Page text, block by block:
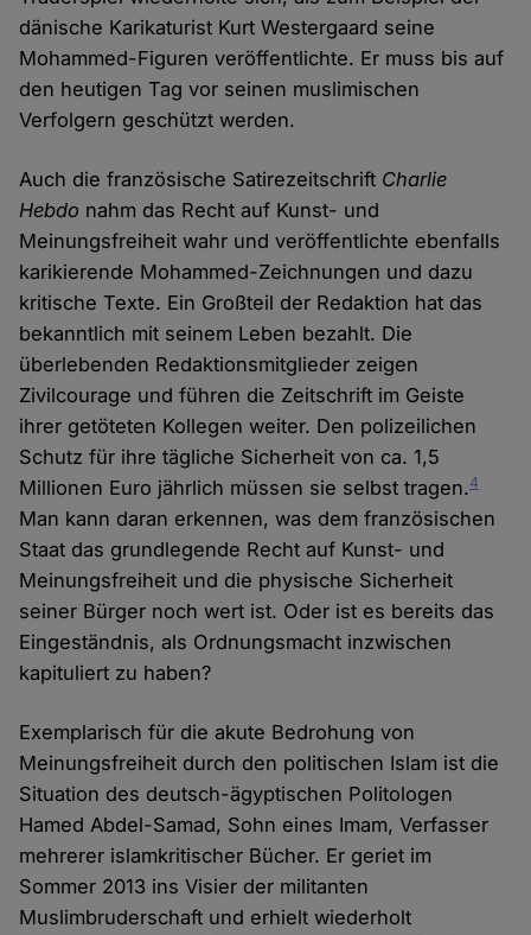
dänische Karikaturist Kurt Westergaard seine
Mohammed-Figuren veröffentlichte. Er muss bis auf
den heutigen Tag vor seinen muslimischen
Verfolgern geschützt werden.
Auch die französische Satirezeitschrift Charlie
Hebdo nahm das Recht auf Kunst- und
Meinungsfreiheit wahr und veröffentlichte ebenfalls
karikierende Mohammed-Zeichnungen und dazu
kritische Texte. Ein Großteil der Redaktion hat das
bekanntlich mit seinem Leben bezahlt. Die
überlebenden Redaktionsmitglieder zeigen
Zivilcourage und führen die Zeitschrift im Geiste
ihrer getöteten Kollegen weiter. Den polizeilichen
Schutz für ihre tägliche Sicherheit von ca. 1,5
Millionen Euro jährlich müssen sie selbst tragen.4
Man kann daran erkennen, was dem französischen
Staat das grundlegende Recht auf Kunst- und
Meinungsfreiheit und die physische Sicherheit
seiner Bürger noch wert ist. Oder ist es bereits das
Eingeständnis, als Ordnungsmacht inzwischen
kapituliert zu haben?
Exemplarisch für die akute Bedrohung von
Meinungsfreiheit durch den politischen Islam ist die
Situation des deutsch-ägyptischen Politologen
Hamed Abdel-Samad, Sohn eines Imam, Verfasser
mehrerer islamkritischer Bücher. Er geriet im
Sommer 2013 ins Visier der militanten
Muslimbruderschaft und erhielt wiederholt